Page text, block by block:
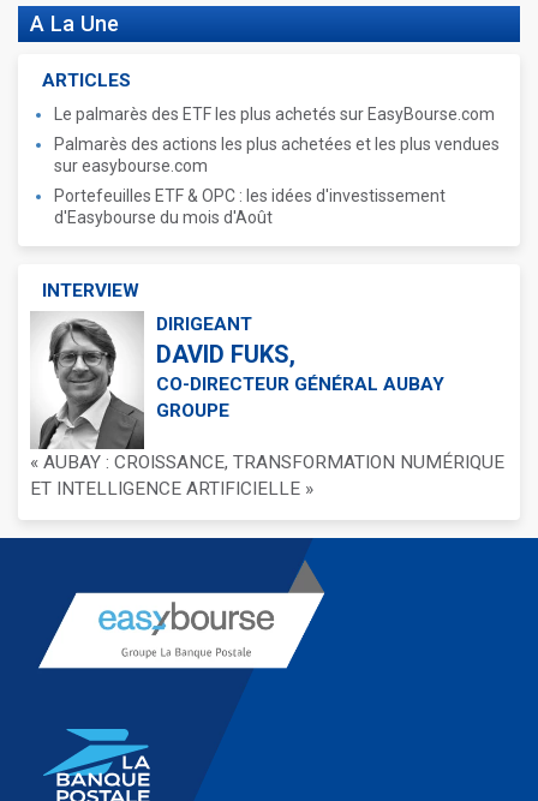
A La Une
ARTICLES
Le palmarès des ETF les plus achetés sur EasyBourse.com
Palmarès des actions les plus achetées et les plus vendues
sur easybourse.com
Portefeuilles ETF & OPC : les idées d'investissement
d'Easybourse du mois d'Août
INTERVIEW
DIRIGEANT
DAVID FUKS,
CO-DIRECTEUR GÉNÉRAL AUBAY
GROUPE
« AUBAY : CROISSANCE, TRANSFORMATION NUMÉRIQUE
ET INTELLIGENCE ARTIFICIELLE »